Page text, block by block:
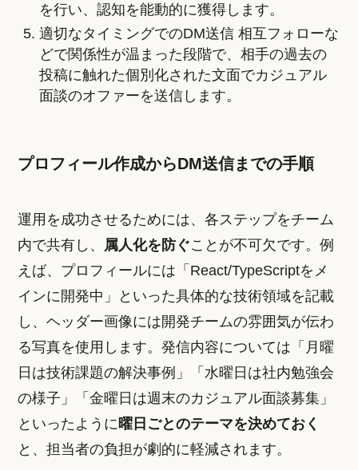
を行い、認知を能動的に獲得します。
適切なタイミングでのDM送信 相互フォローな
どで関係性が温まった段階で、相手の過去の
投稿に触れた個別化された文面でカジュアル
面談のオファーを送信します。
プロフィール作成からDM送信までの手順
運用を成功させるためには、各ステップをチーム
内で共有し、 属人化を防ぐことが不可欠です。例
えば、プロフィールには「React/TypeScriptをメ
インに開発中」といった具体的な技術領域を記載
し、ヘッダー画像には開発チームの雰囲気が伝わ
る写真を使用します。発信内容については「月曜
日は技術課題の解決事例」「水曜日は社内勉強会
の様子」「金曜日は週末のカジュアル面談募集」
といったように 曜日ごとのテーマを決めておく
と、担当者の負担が劇的に軽減されます。